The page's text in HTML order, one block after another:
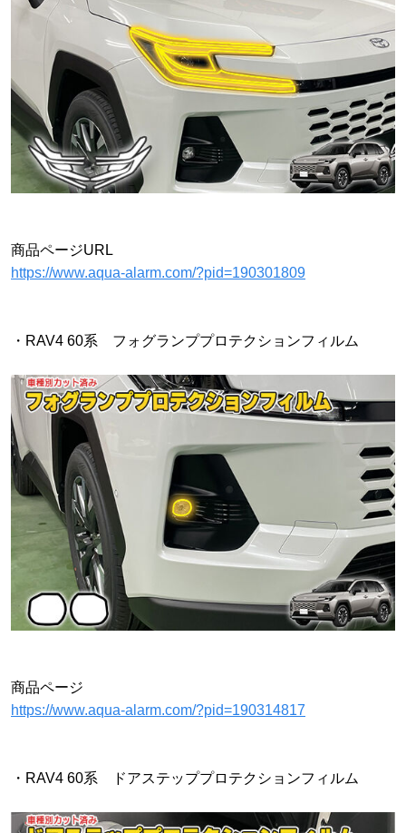
商品ページURL
https://www.aqua-alarm.com/?pid=190301809
・RAV4 60系 フォグランププロテクションフィルム
商品ページ
https://www.aqua-alarm.com/?pid=190314817
・RAV4 60系 ドアステッププロテクションフィルム